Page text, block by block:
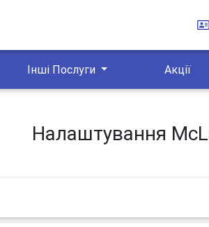
Інші Послуги Акції
Налаштування